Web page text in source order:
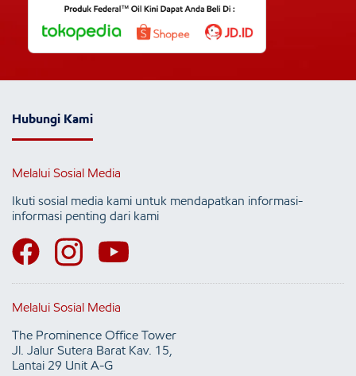
Hubungi Kami
Melalui Sosial Media
Ikuti sosial media kami untuk mendapatkan informasi-
informasi penting dari kami
Melalui Sosial Media
The Prominence Office Tower
Jl. Jalur Sutera Barat Kav. 15,
Lantai 29 Unit A-G